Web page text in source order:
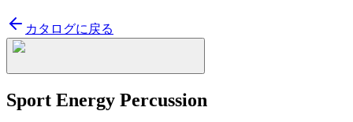
カタログに戻る
Sport Energy Percussion